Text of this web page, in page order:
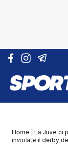
Vai al contenuto
Home
La Juve ci
inviolate il derby